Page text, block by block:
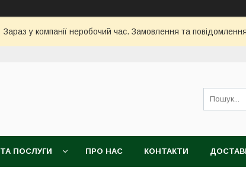
Зараз у компанії неробочий час. Замовлення та
ПОСЛУГИ ПРО НАС КОНТАКТИ